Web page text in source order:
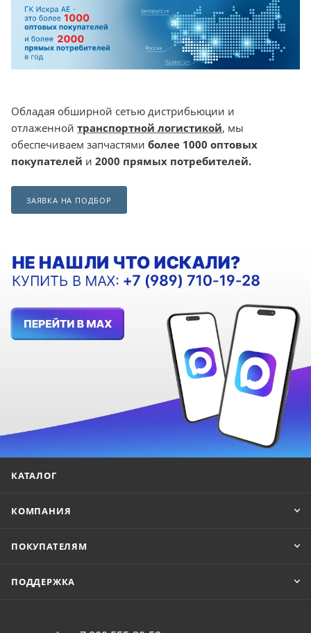
Обладая обширной сетью дистрибьюции и
отлаженной транспортной логистикой, мы
обеспечиваем запчастями более 1000 оптовых
покупателей и 2000 прямых потребителей.
ЗАЯВКА НА ПОДБОР
КАТАЛОГ
КОМПАНИЯ
ПОКУПАТЕЛЯМ
ПОДДЕРЖКА